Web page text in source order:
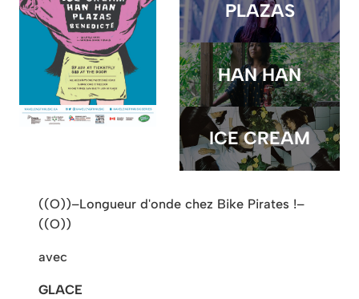
PLAZAS
HAN HAN
ICE CREAM
((O))–Longueur d'onde chez Bike Pirates !–
((O))
avec
GLACE